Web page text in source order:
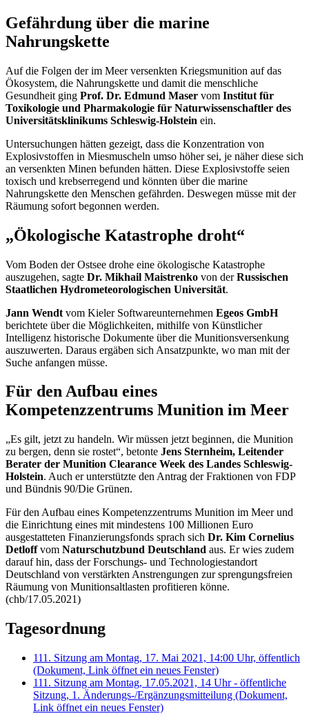
Gefährdung über die marine
Nahrungskette
Auf die Folgen der im Meer versenkten Kriegsmunition auf das
Ökosystem, die Nahrungskette und damit die menschliche
Gesundheit ging Prof. Dr. Edmund Maser vom Institut für
Toxikologie und Pharmakologie für Naturwissenschaftler des
Universitätsklinikums Schleswig-Holstein ein.
Untersuchungen hätten gezeigt, dass die Konzentration von
Explosivstoffen in Miesmuscheln umso höher sei, je näher diese sich
an versenkten Minen befunden hätten. Diese Explosivstoffe seien
toxisch und krebserregend und könnten über die marine
Nahrungskette den Menschen gefährden. Deswegen müsse mit der
Räumung sofort begonnen werden.
„Ökologische Katastrophe droht“
Vom Boden der Ostsee drohe eine ökologische Katastrophe
auszugehen, sagte Dr. Mikhail Maistrenko von derRussischen
Staatlichen Hydrometeorologischen Universität.
Jann Wendt vom Kieler Softwareunternehmen Egeos GmbH
berichtete über die Möglichkeiten, mithilfe von Künstlicher
Intelligenz historische Dokumente über die Munitionsversenkung
auszuwerten. Daraus ergäben sich Ansatzpunkte, wo man mit der
Suche anfangen müsse.
Für den Aufbau eines
Kompetenzzentrums Munition im Meer
„Es gilt, jetzt zu handeln. Wir müssen jetzt beginnen, die Munition
zu bergen, denn sie rostet“, betonte Jens Sternheim, Leitender
Berater der Munition Clearance Week des Landes Schleswig-
Holstein. Auch er unterstützte den Antrag der Fraktionen von FDP
und Bündnis 90/Die Grünen.
Für den Aufbau eines Kompetenzzentrums Munition im Meer und
die Einrichtung eines mit mindestens 100 Millionen Euro
ausgestatteten Finanzierungsfonds sprach sich Dr. Kim Cornelius
Detloffvom Naturschutzbund Deutschland aus. Er wies zudem
darauf hin, dass der Forschungs- und Technologiestandort
Deutschland von verstärkten Anstrengungen zur sprengungsfreien
Räumung von Munitionsaltlasten profitieren könne.
(chb/17.05.2021)
Tagesordnung
111. Sitzung am Montag, 17. Mai 2021, 14:00 Uhr, öffentlich
(Dokument, Link öffnet ein neues Fenster)
111. Sitzung am Montag, 17.05.2021, 14 Uhr - öffentliche
Sitzung, 1. Änderungs-/Ergänzungsmitteilung (Dokument,
Link öffnet ein neues Fenster)